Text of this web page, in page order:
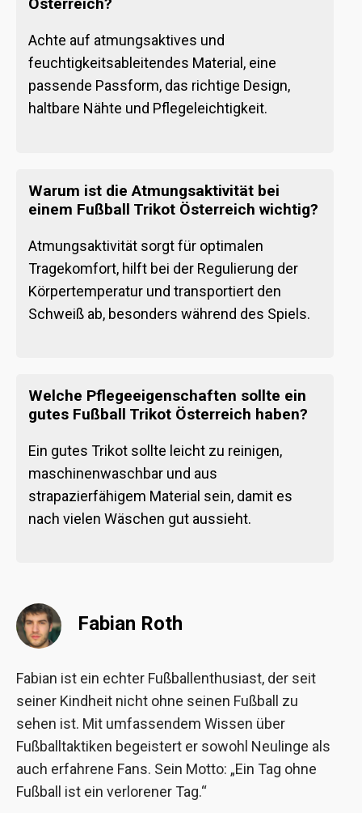
Österreich?
Achte auf atmungsaktives und
feuchtigkeitsableitendes Material, eine
passende Passform, das richtige Design,
haltbare Nähte und Pflegeleichtigkeit.
Warum ist die Atmungsaktivität bei
einem Fußball Trikot Österreich wichtig?
Atmungsaktivität sorgt für optimalen
Tragekomfort, hilft bei der Regulierung der
Körpertemperatur und transportiert den
Schweiß ab, besonders während des Spiels.
Welche Pflegeeigenschaften sollte ein
gutes Fußball Trikot Österreich haben?
Ein gutes Trikot sollte leicht zu reinigen,
maschinenwaschbar und aus
strapazierfähigem Material sein, damit es
nach vielen Wäschen gut aussieht.
Fabian Roth
Fabian ist ein echter Fußballenthusiast, der seit
seiner Kindheit nicht ohne seinen Fußball zu
sehen ist. Mit umfassendem Wissen über
Fußballtaktiken begeistert er sowohl Neulinge als
auch erfahrene Fans. Sein Motto: „Ein Tag ohne
Fußball ist ein verlorener Tag.“